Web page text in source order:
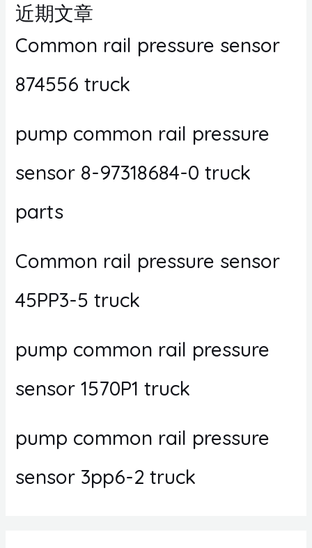
近期文章
Common rail pressure sensor
874556 truck
pump common rail pressure
sensor 8-97318684-0 truck
parts
Common rail pressure sensor
45PP3-5 truck
pump common rail pressure
sensor 1570P1 truck
pump common rail pressure
sensor 3pp6-2 truck